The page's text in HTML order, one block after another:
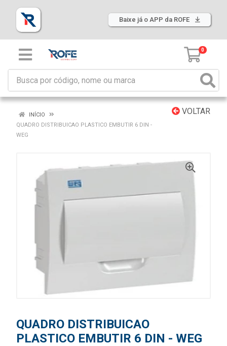
Baixe já o APP da ROFE
0
VOLTAR
INÍCIO
QUADRO DISTRIBUICAO PLASTICO EMBUTIR 6 DIN -
WEG
QUADRO DISTRIBUICAO
PLASTICO EMBUTIR 6 DIN - WEG